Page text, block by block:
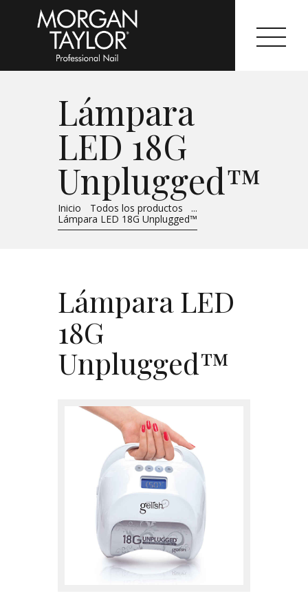
Lámpara
LED 18G
Unplugged™
Inicio Todos los productos
...
Lámpara LED 18G Unplugged™
Morgan Taylor®
Sistemas Profesionales
Cartas de Color
Catálogo
Contacto
Lámpara LED
18G
Unplugged™